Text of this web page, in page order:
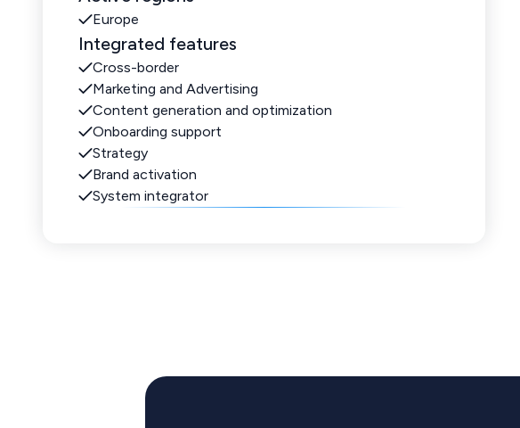
Europe
Integrated features
Cross-border
Marketing and Advertising
Content generation and optimization
Onboarding support
Strategy
Brand activation
System integrator